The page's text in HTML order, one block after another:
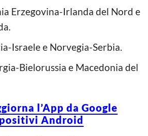
Erzegovina-Irlanda del Nord e
Israele e Norvegia-Serbia.
Bielorussia e Macedonia del
l’App da Google
Android